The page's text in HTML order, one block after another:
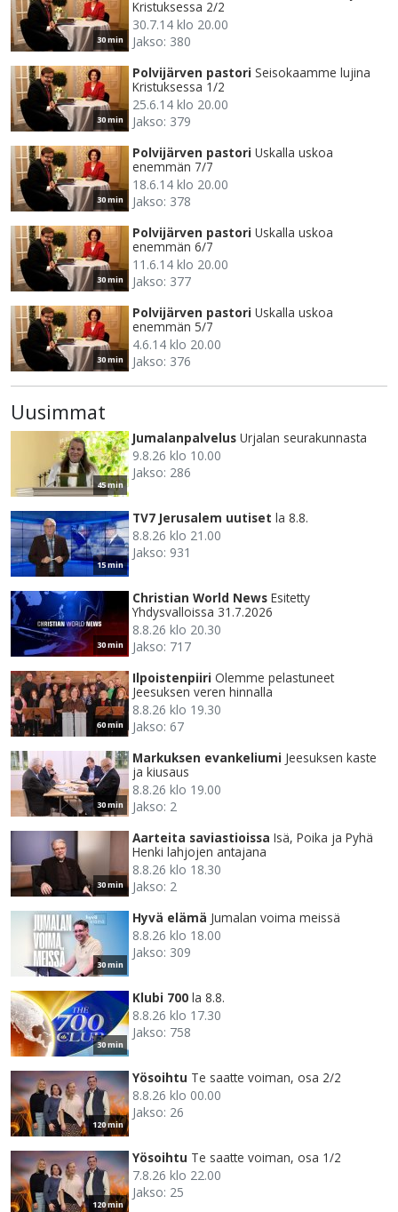
30 min
Kristuksessa 2/2
30.7.14 klo 20.00
Jakso: 380
30 min
Polvijärven pastori Seisokaamme lujina
Kristuksessa 1/2
25.6.14 klo 20.00
Jakso: 379
30 min
Polvijärven pastori Uskalla uskoa
enemmän 7/7
18.6.14 klo 20.00
Jakso: 378
30 min
Polvijärven pastori Uskalla uskoa
enemmän 6/7
11.6.14 klo 20.00
Jakso: 377
30 min
Polvijärven pastori Uskalla uskoa
enemmän 5/7
4.6.14 klo 20.00
Jakso: 376
Uusimmat
45 min
Jumalanpalvelus Urjalan seurakunnasta
9.8.26 klo 10.00
Jakso: 286
15 min
TV7 Jerusalem uutiset la 8.8.
8.8.26 klo 21.00
Jakso: 931
30 min
Christian World News Esitetty
Yhdysvalloissa 31.7.2026
8.8.26 klo 20.30
Jakso: 717
60 min
Ilpoistenpiiri Olemme pelastuneet
Jeesuksen veren hinnalla
8.8.26 klo 19.30
Jakso: 67
30 min
Markuksen evankeliumi Jeesuksen kaste
ja kiusaus
8.8.26 klo 19.00
Jakso: 2
30 min
Aarteita saviastioissa Isä, Poika ja Pyhä
Henki lahjojen antajana
8.8.26 klo 18.30
Jakso: 2
30 min
Hyvä elämä Jumalan voima meissä
8.8.26 klo 18.00
Jakso: 309
30 min
Klubi 700 la 8.8.
8.8.26 klo 17.30
Jakso: 758
120 min
Yösoihtu Te saatte voiman, osa 2/2
8.8.26 klo 00.00
Jakso: 26
120 min
Yösoihtu Te saatte voiman, osa 1/2
7.8.26 klo 22.00
Jakso: 25